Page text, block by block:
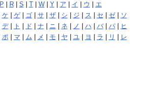
P R| S T| W| Y| ア イ ウ
エ
ケ ゲ| ゴ| サ| ザ| シ ジ ス セ ゼ|
ソ
デ| ト ド ナ ニ ネ ノ ハ バ| パ|
ヒ
ポ マ ム メ モ ヤ ユ| ヨ ラ リ
レ